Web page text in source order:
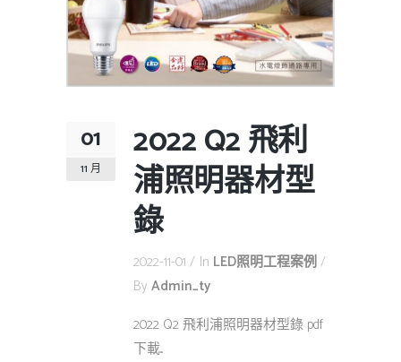
01
11 月
2022 Q2 飛利
浦照明器材型
錄
2022-11-01 In LED照明工程案例
By Admin_ty
2022 Q2 飛利浦照明器材型錄 pdf
下載...